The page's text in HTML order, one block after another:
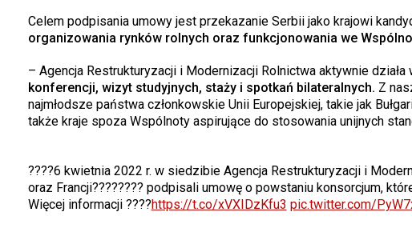
Celem podpisania umowy jest przekazanie Serbii jako krajowi
organizowania rynków rolnych oraz funkcjonowania we
– Agencja Restrukturyzacji i Modernizacji Rolnictwa aktywnie
konferencji, wizyt studyjnych, staży i spotkań bilateralnych. Z
najmłodsze państwa członkowskie Unii Europejskiej, takie jak
także kraje spoza Wspólnoty aspirujące do stosowania unijnych
????6 kwietnia 2022 r. w siedzibie Agencja Restrukturyzacji i
oraz Francji???????? podpisali umowę o powstaniu konsorcjum,
Więcej informacji ????https://t.co/xVXIDzKfu3 pic.twitter.com/